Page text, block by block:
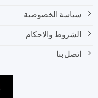
سياسة الخصوصية
الشروط والاحكام
اتصل بنا